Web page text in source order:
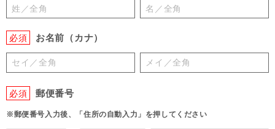
必須 お名前（カナ）
必須 郵便番号
※郵便番号入力後、「住所の自動入力」を押してください